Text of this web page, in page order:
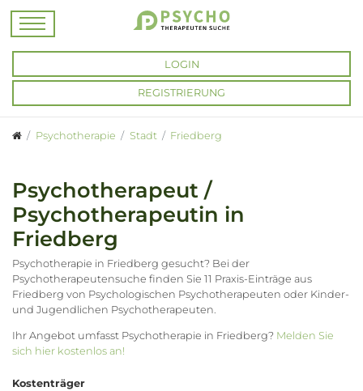
LOGIN
REGISTRIERUNG
Psychotherapie Stadt Friedberg
Psychotherapeut /
Psychotherapeutin in
Friedberg
Psychotherapie in Friedberg gesucht? Bei der
Psychotherapeutensuche finden Sie 11 Praxis-Einträge aus
Friedberg von Psychologischen Psychotherapeuten oder Kinder-
und Jugendlichen Psychotherapeuten.
Ihr Angebot umfasst Psychotherapie in Friedberg? Melden Sie
sich hier kostenlos an!
Kostenträger